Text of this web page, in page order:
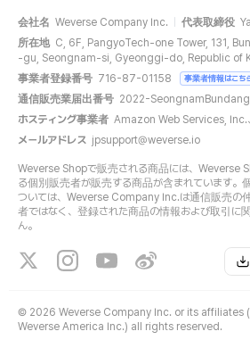
会社名 Weverse Company Inc. 代表取締役
所在地 C, 6F, PangyoTech-one Tower, 131,
-gu, Seongnam-si, Gyeonggi-do, Republic of
事業者登録番号 716-87-01158 事業者情報はこち
通信販売業届出番号 2022-
ホスティング事業者 Amazon Web Services, Inc.
メールアドレス jpsupport@weverse.io
Weverse Shopで販売される商品には、Weverse
る個別販売者が販売する商品が含まれています。
ついては、Weverse Company Inc.は通信販売の
者ではなく、登録された商品の情報および取引に
ん。
© 2026 Weverse Company Inc. or its affiliates
Weverse America Inc.) all rights reserved.